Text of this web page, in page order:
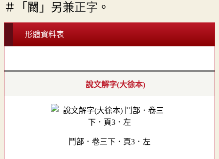
＃「䦵」另兼正字 。
形體資料表
說文解字(大徐本)
鬥部．卷三下．頁3．左